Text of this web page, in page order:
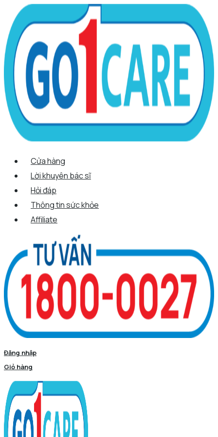
nội
dung
Menu
Cửa hàng
Lời khuyên bác sĩ
Hỏi đáp
Thông tin sức khỏe
Affiliate
Đăng nhập
Giỏ hàng
Tên*
Email*
Trang
web
Scroll
Up